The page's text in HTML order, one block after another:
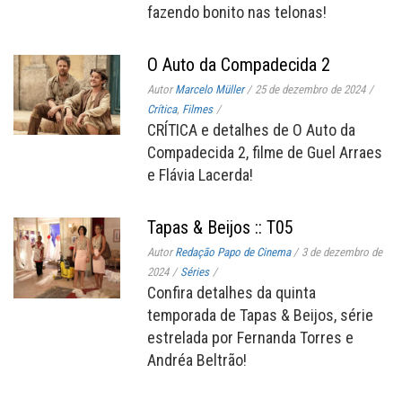
fazendo bonito nas telonas!
O Auto da Compadecida 2
AutorMarcelo Müller / 25 de dezembro de 2024 /
Crítica, Filmes /
CRÍTICA e detalhes de O Auto da
Compadecida 2, filme de Guel Arraes
e Flávia Lacerda!
Tapas & Beijos :: T05
AutorRedação Papo de Cinema / 3 de dezembro de
2024 / Séries /
Confira detalhes da quinta
temporada de Tapas & Beijos, série
estrelada por Fernanda Torres e
Andréa Beltrão!